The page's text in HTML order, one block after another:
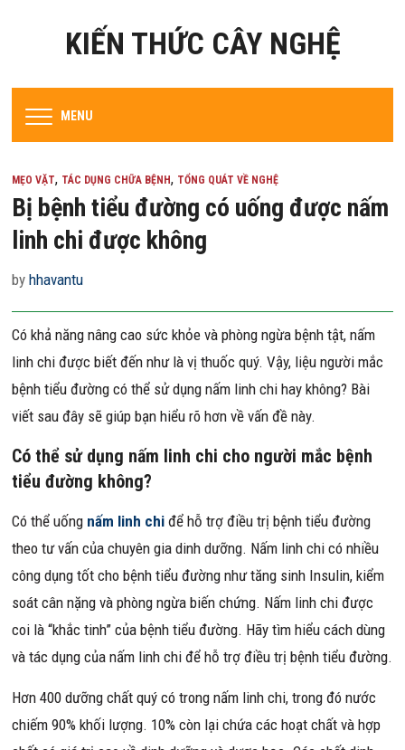
KIẾN THỨC CÂY NGHỆ
MENU
MẸO VẶT, TÁC DỤNG CHỮA BỆNH, TỔNG QUÁT VỀ NGHỆ
Bị bệnh tiểu đường có uống được nấm
linh chi được không
byhhavantu
Có khả năng nâng cao sức khỏe và phòng ngừa bệnh tật, nấm
linh chi được biết đến như là vị thuốc quý. Vậy, liệu người mắc
bệnh tiểu đường có thể sử dụng nấm linh chi hay không? Bài
viết sau đây sẽ giúp bạn hiểu rõ hơn về vấn đề này.
Có thể sử dụng nấm linh chi cho người mắc bệnh
tiểu đường không?
Có thể uống nấm linh chi để hỗ trợ điều trị bệnh tiểu đường
theo tư vấn của chuyên gia dinh dưỡng. Nấm linh chi có nhiều
công dụng tốt cho bệnh tiểu đường như tăng sinh Insulin, kiểm
soát cân nặng và phòng ngừa biến chứng. Nấm linh chi được
coi là “khắc tinh” của bệnh tiểu đường. Hãy tìm hiểu cách dùng
và tác dụng của nấm linh chi để hỗ trợ điều trị bệnh tiểu đường.
Hơn 400 dưỡng chất quý có trong nấm linh chi, trong đó nước
chiếm 90% khối lượng. 10% còn lại chứa các hoạt chất và hợp